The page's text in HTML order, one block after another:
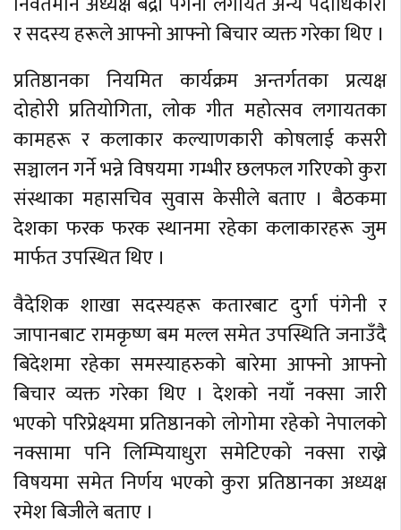
र सदस्य हरूले आफ्नो आफ्नो बिचार व्यक्त गरेका थिए ।
प्रतिष्ठानका नियमित कार्यक्रम अन्तर्गतका प्रत्यक्ष
दोहोरी प्रतियोगिता, लोक गीत महोत्सव लगायतका
कामहरू र कलाकार कल्याणकारी कोषलाई कसरी
सञ्चालन गर्ने भन्ने विषयमा गम्भीर छलफल गरिएको कुरा
संस्थाका महासचिव सुवास केसीले बताए । बैठकमा
देशका फरक फरक स्थानमा रहेका कलाकारहरू जुम
मार्फत उपस्थित थिए ।
वैदेशिक शाखा सदस्यहरू कतारबाट दुर्गा पंगेनी र
जापानबाट रामकृष्ण बम मल्ल समेत उपस्थिति जनाउँदै
बिदेशमा रहेका समस्याहरुको बारेमा आफ्नो आफ्नो
बिचार व्यक्त गरेका थिए । देशको नयाँ नक्सा जारी
भएको परिप्रेक्ष्यमा प्रतिष्ठानको लोगोमा रहेको नेपालको
नक्सामा पनि लिम्पियाधुरा समेटिएको नक्सा राख्ने
विषयमा समेत निर्णय भएको कुरा प्रतिष्ठानका अध्यक्ष
रमेश बिजीले बताए ।